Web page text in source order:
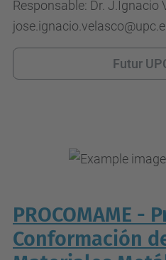
Responsable: Dr. J.Ignacio
Futur
PROCOMAME -
Conformación